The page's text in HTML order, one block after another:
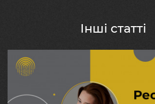
Інші статті